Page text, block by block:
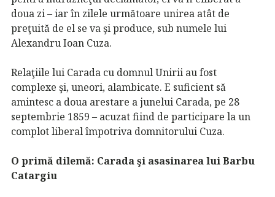
doua zi – iar în zilele următoare unirea atât de
preţuită de el se va şi produce, sub numele lui
Alexandru Ioan Cuza.
Relaţiile lui Carada cu domnul Unirii au fost
complexe şi, uneori, alambicate. E suficient să
amintesc a doua arestare a junelui Carada, pe 28
septembrie 1859 – acuzat fiind de participare la un
complot liberal împotriva domnitorului Cuza.
O primă dilemă: Carada şi asasinarea lui Barbu
Catargiu